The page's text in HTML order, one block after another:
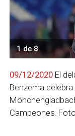
1 de 8
09/12/2020 El
Benzema
Campeones.